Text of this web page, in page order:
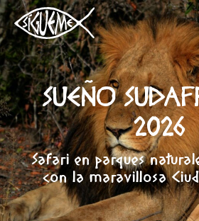
SUEÑO
2026
Safari en parques
con la maravillosa